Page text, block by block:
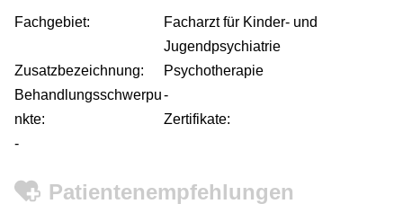
Fachgebiet:
Facharzt für Kinder- und
Jugendpsychiatrie
Zusatzbezeichnung:
Psychotherapie
Behandlungsschwerpu
nkte:
-
Zertifikate:
-
Patientenempfehlungen